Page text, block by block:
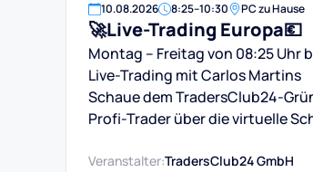
10.08.2026 8:25–10:30 PC zu Hause
🚀Live-Trading Europa💶
Montag – Freitag von 08:25 Uhr
Live-Trading mit Carlos Martins
Schaue dem TradersClub24-
Profi-Trader über die virtuelle
Veranstalter:TradersClub24 GmbH